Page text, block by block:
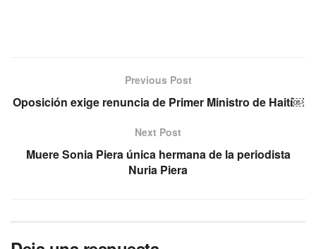
Previous Post
Oposición exige renuncia de Primer Ministro de Haití￼
Next Post
Muere Sonia Piera única hermana de la periodista
Nuria Piera